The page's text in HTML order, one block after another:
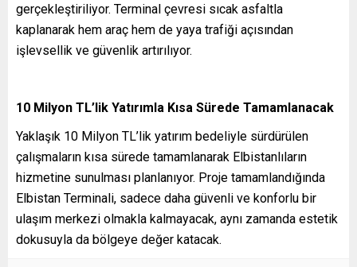
gerçekleştiriliyor. Terminal çevresi sıcak asfaltla
kaplanarak hem araç hem de yaya trafiği açısından
işlevsellik ve güvenlik artırılıyor.
10 Milyon TL’lik Yatırımla Kısa Sürede Tamamlanacak
Yaklaşık 10 Milyon TL’lik yatırım bedeliyle sürdürülen
çalışmaların kısa sürede tamamlanarak Elbistanlıların
hizmetine sunulması planlanıyor. Proje tamamlandığında
Elbistan Terminali, sadece daha güvenli ve konforlu bir
ulaşım merkezi olmakla kalmayacak, aynı zamanda estetik
dokusuyla da bölgeye değer katacak.